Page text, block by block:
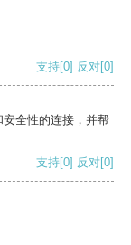
支持[0] 反对[0]
全性的连接，并帮
支持[0] 反对[0]